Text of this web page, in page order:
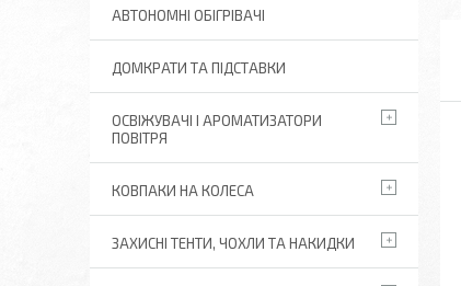
АВТОНОМНІ ОБІГРІВАЧІ
ДОМКРАТИ ТА ПІДСТАВКИ
ОСВІЖУВАЧІ І АРОМАТИЗАТОРИ
ПОВІТРЯ
КОВПАКИ НА КОЛЕСА
ЗАХИСНІ ТЕНТИ, ЧОХЛИ ТА НАКИДКИ